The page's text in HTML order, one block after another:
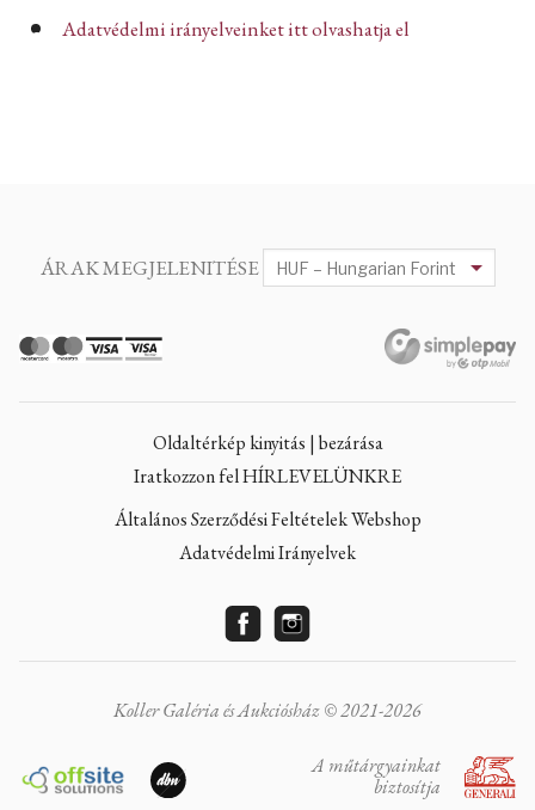
Adatvédelmi irányelveinket itt olvashatja el
ÁRAK MEGJELENITÉSE
Oldaltérkép kinyitás | bezárása
Iratkozzon fel HÍRLEVELÜNKRE
Általános Szerződési Feltételek Webshop
Adatvédelmi Irányelvek
Koller Galéria és Aukciósház © 2021-2026
A műtárgyainkat
biztosítja